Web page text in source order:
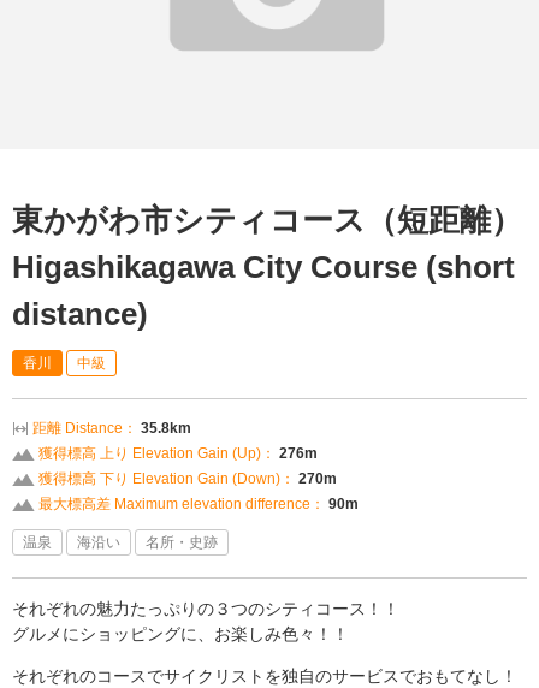
東かがわ市シティコース（短距離）
Higashikagawa City Course (short
distance)
香川 中級
距離 Distance： 35.8km
獲得標高 上り Elevation Gain (Up)： 276m
獲得標高 下り Elevation Gain (Down)： 270m
最大標高差 Maximum elevation difference： 90m
温泉 海沿い 名所・史跡
それぞれの魅力たっぷりの３つのシティコース！！
グルメにショッピングに、お楽しみ色々！！
それぞれのコースでサイクリストを独自のサービスでおもてなし！